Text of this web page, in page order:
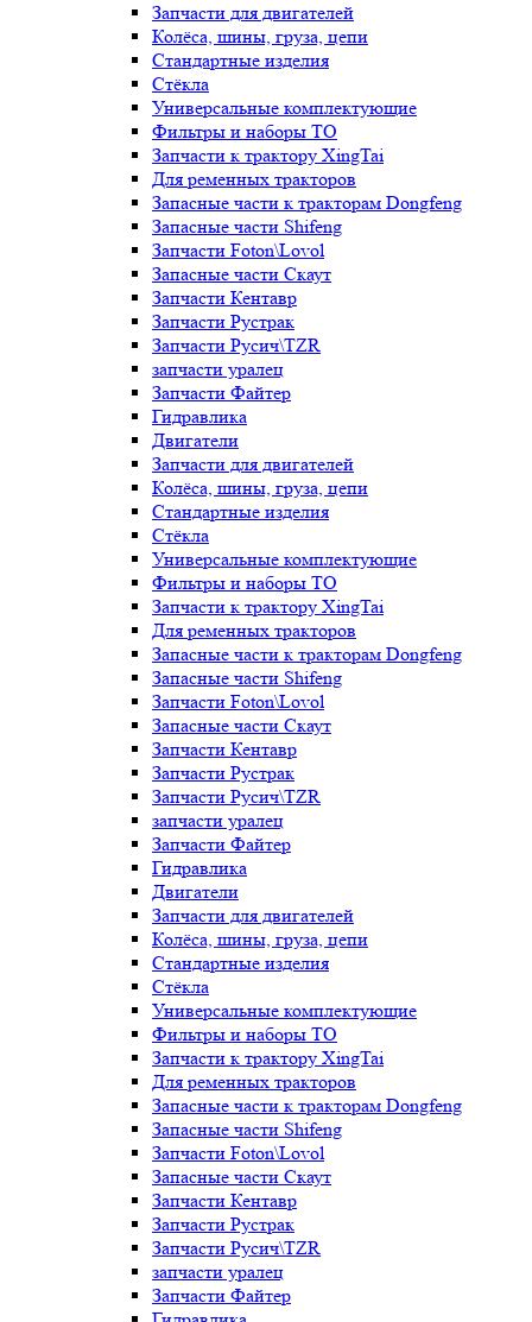
Запчасти для двигателей
Колёса, шины, груза, цепи
Стандартные изделия
Стёкла
Универсальные комплектующие
Фильтры и наборы ТО
Запчасти к трактору XingTai
Для ременных тракторов
Запасные части к тракторам Dongfeng
Запасные части Shifeng
Запчасти Foton\Lovol
Запасные части Скаут
Запчасти Кентавр
Запчасти Рустрак
Запчасти Русич\TZR
запчасти уралец
Запчасти Файтер
Гидравлика
Двигатели
Запчасти для двигателей
Колёса, шины, груза, цепи
Стандартные изделия
Стёкла
Универсальные комплектующие
Фильтры и наборы ТО
Запчасти к трактору XingTai
Для ременных тракторов
Запасные части к тракторам Dongfeng
Запасные части Shifeng
Запчасти Foton\Lovol
Запасные части Скаут
Запчасти Кентавр
Запчасти Рустрак
Запчасти Русич\TZR
запчасти уралец
Запчасти Файтер
Гидравлика
Двигатели
Запчасти для двигателей
Колёса, шины, груза, цепи
Стандартные изделия
Стёкла
Универсальные комплектующие
Фильтры и наборы ТО
Запчасти к трактору XingTai
Для ременных тракторов
Запасные части к тракторам Dongfeng
Запасные части Shifeng
Запчасти Foton\Lovol
Запасные части Скаут
Запчасти Кентавр
Запчасти Рустрак
Запчасти Русич\TZR
запчасти уралец
Запчасти Файтер